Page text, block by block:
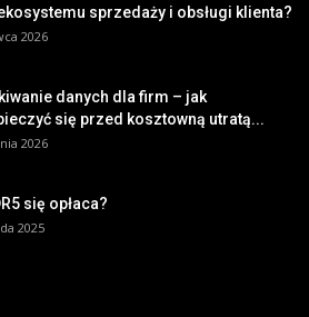
sprzedaży i obsługi klienta?
2026
danych dla firm – jak
się przed kosztowną utratą...
2026
się opłaca?
2025